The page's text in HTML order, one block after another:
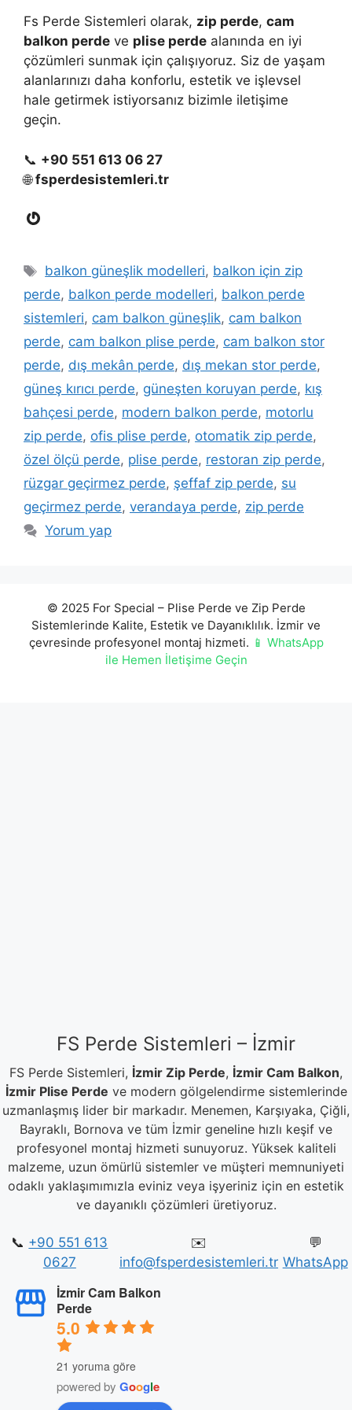
Fs Perde Sistemleri olarak, zip perde, cam
balkon perde ve plise perde alanında en iyi
çözümleri sunmak için çalışıyoruz. Siz de yaşam
alanlarınızı daha konforlu, estetik ve işlevsel
hale getirmek istiyorsanız bizimle iletişime
geçin.
📞 +90 551 613 06 27
🌐fsperdesistemleri.tr
Gravatar
Etiketler
balkon güneşlik modelleri, balkon için zip
perde, balkon perde modelleri, balkon perde
sistemleri, cam balkon güneşlik, cam balkon
perde, cam balkon plise perde, cam balkon stor
perde, dış mekân perde, dış mekan stor perde,
güneş kırıcı perde, güneşten koruyan perde, kış
bahçesi perde, modern balkon perde, motorlu
zip perde, ofis plise perde, otomatik zip perde,
özel ölçü perde, plise perde, restoran zip perde,
rüzgar geçirmez perde, şeffaf zip perde, su
geçirmez perde, verandaya perde, zip perde
Yorum yap
© 2025 For Special – Plise Perde ve Zip Perde
Sistemlerinde Kalite, Estetik ve Dayanıklılık. İzmir ve
çevresinde profesyonel montaj hizmeti. 📱 WhatsApp
ile Hemen İletişime Geçin
FS Perde Sistemleri – İzmir
FS Perde Sistemleri, İzmir Zip Perde, İzmir Cam Balkon,
İzmir Plise Perde ve modern gölgelendirme sistemlerinde
uzmanlaşmış lider bir markadır. Menemen, Karşıyaka, Çiğli,
Bayraklı, Bornova ve tüm İzmir geneline hızlı keşif ve
profesyonel montaj hizmeti sunuyoruz. Yüksek kaliteli
malzeme, uzun ömürlü sistemler ve müşteri memnuniyeti
odaklı yaklaşımımızla eviniz veya işyeriniz için en estetik
ve dayanıklı çözümleri üretiyoruz.
📞 +90 551 613
0627
✉️
info@fsperdesistemleri.tr
💬
WhatsApp
İzmir Cam Balkon
Perde
5.0
21 yoruma göre
powered by Google